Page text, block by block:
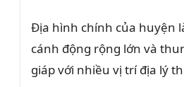
Địa hình chính của huyện
cánh động rộng lớn và
giáp với nhiều vị trí địa lý